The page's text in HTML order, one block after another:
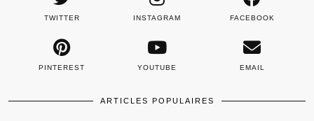
TWITTER INSTAGRAM FACEBOOK
PINTEREST YOUTUBE EMAIL
ARTICLES POPULAIRES